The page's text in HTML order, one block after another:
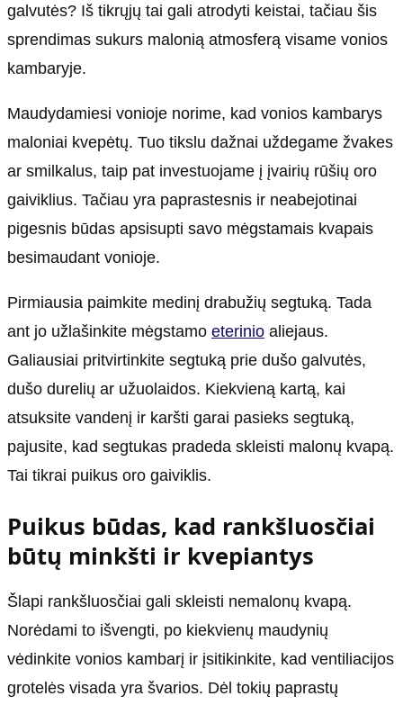
galvutės? Iš tikrųjų tai gali atrodyti keistai, tačiau šis
sprendimas sukurs malonią atmosferą visame vonios
kambaryje.
Maudydamiesi vonioje norime, kad vonios kambarys
maloniai kvepėtų. Tuo tikslu dažnai uždegame žvakes
ar smilkalus, taip pat investuojame į įvairių rūšių oro
gaiviklius. Tačiau yra paprastesnis ir neabejotinai
pigesnis būdas apsisupti savo mėgstamais kvapais
besimaudant vonioje.
Pirmiausia paimkite medinį drabužių segtuką. Tada
ant jo užlašinkite mėgstamo eterinio aliejaus.
Galiausiai pritvirtinkite segtuką prie dušo galvutės,
dušo durelių ar užuolaidos. Kiekvieną kartą, kai
atsuksite vandenį ir karšti garai pasieks segtuką,
pajusite, kad segtukas pradeda skleisti malonų kvapą.
Tai tikrai puikus oro gaiviklis.
Puikus būdas, kad rankšluosčiai
būtų minkšti ir kvepiantys
Šlapi rankšluosčiai gali skleisti nemalonų kvapą.
Norėdami to išvengti, po kiekvienų maudynių
vėdinkite vonios kambarį ir įsitikinkite, kad ventiliacijos
grotelės visada yra švarios. Dėl tokių paprastų